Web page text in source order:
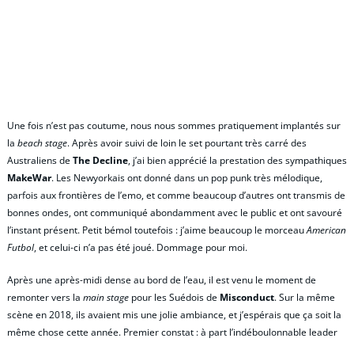
Une fois n’est pas coutume, nous nous sommes pratiquement implantés sur
la beach stage. Après avoir suivi de loin le set pourtant très carré des
Australiens deThe Decline, j’ai bien apprécié la prestation des sympathiques
MakeWar. Les Newyorkais ont donné dans un pop punk très mélodique,
parfois aux frontières de l’emo, et comme beaucoup d’autres ont transmis de
bonnes ondes, ont communiqué abondamment avec le public et ont savouré
l’instant présent. Petit bémol toutefois : j’aime beaucoup le morceauAmerican
Futbol, et celui-ci n’a pas été joué. Dommage pour moi.
Après une après-midi dense au bord de l’eau, il est venu le moment de
remonter vers la main stage pour les Suédois de Misconduct. Sur la même
scène en 2018, ils avaient mis une jolie ambiance, et j’espérais que ça soit la
même chose cette année. Premier constat : à part l’indéboulonnable leader